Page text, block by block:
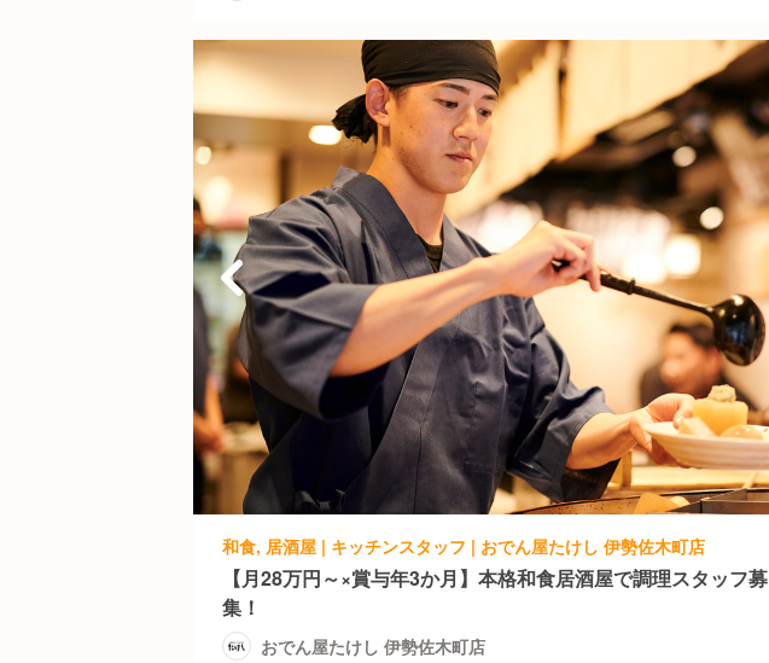
和食, 居酒屋 | キッチンスタッフ | おでん屋たけし 伊勢佐木町店
【月28万円～×賞与年3か月】本格和食居酒屋で調理スタッフ募
集！
おでん屋たけし 伊勢佐木町店